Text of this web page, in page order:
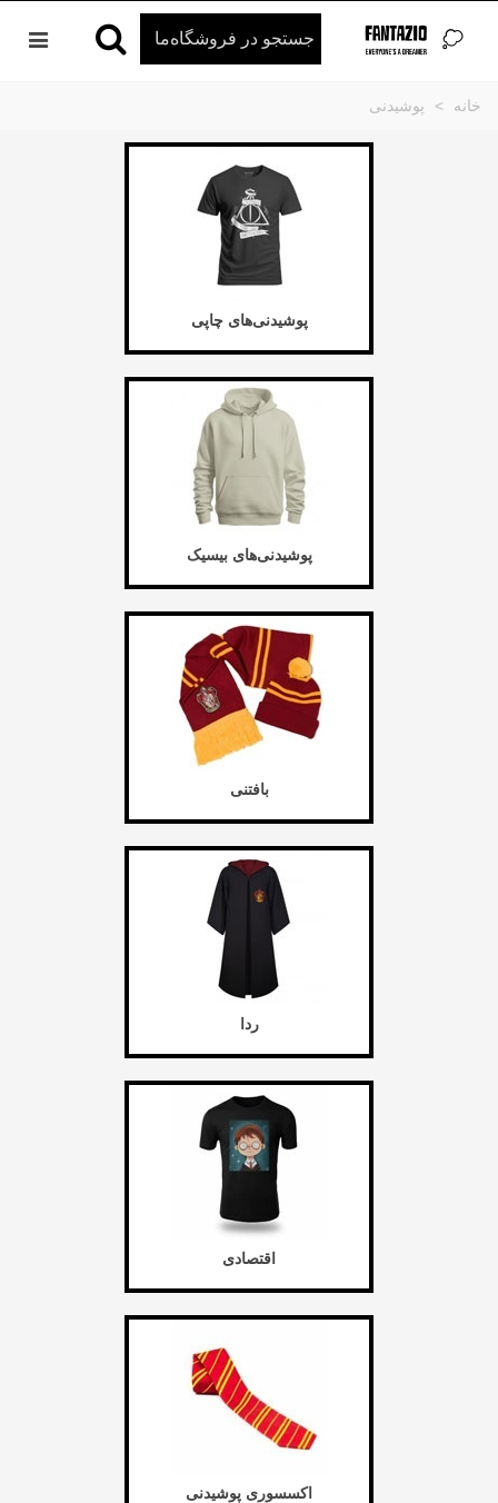
خانه > پوشیدنی
پوشیدنی‌های چاپی
پوشیدنی‌های بیسیک
بافتنی
ردا
اقتصادی
اکسسوری پوشیدنی